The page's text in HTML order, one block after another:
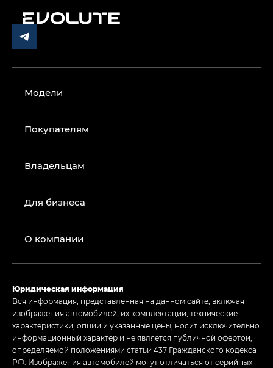
Модели
Покупателям
Владельцам
Для бизнеса
О компании
Юридическая информация
Вся информация, представленная на данном сайте, включая
изображения автомобилей, их комплектации, технические
характеристики, опции и указанные цены, носит исключительно
информационный характер и не является публичной офертой,
определяемой положениями статьи 437 Гражданского кодекса
РФ. Изображения автомобилей могут отличаться от серийных